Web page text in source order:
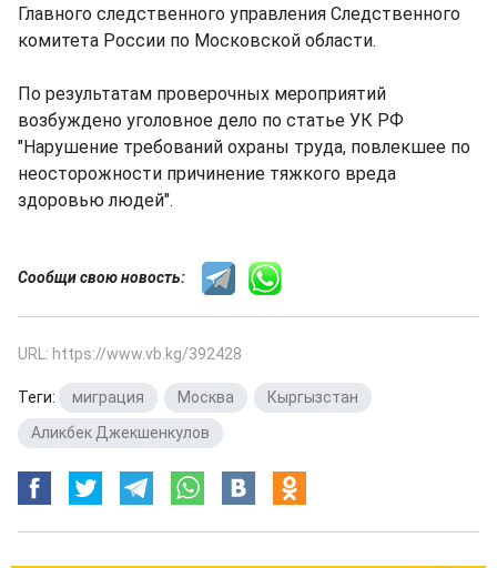
Главного следственного управления Следственного
комитета России по Московской области.
По результатам проверочных мероприятий
возбуждено уголовное дело по статье УК РФ
"Нарушение требований охраны труда, повлекшее по
неосторожности причинение тяжкого вреда
здоровью людей".
Сообщи свою новость:
URL: https://www.vb.kg/392428
Теги: миграция Москва Кыргызстан
Аликбек Джекшенкулов